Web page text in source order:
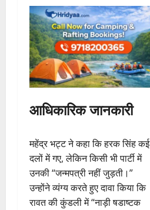
आधिकारिक जानकारी
महेंद्र भट्ट ने कहा कि हरक सिंह कई
दलों में गए, लेकिन किसी भी पार्टी में
उनकी “जन्मपत्री नहीं जुड़ती।”
उन्होंने व्यंग्य करते हुए दावा किया कि
रावत की कुंडली में “नाड़ी षडाष्टक